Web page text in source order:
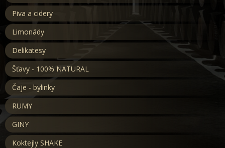
Piva a cidery
Limonády
Delikatesy
Šťavy - 100% NATURAL
Čaje - bylinky
RUMY
GINY
Koktejly SHAKE